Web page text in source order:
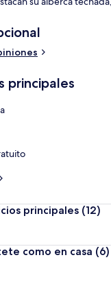
principales
principales (12)
como en casa (6)